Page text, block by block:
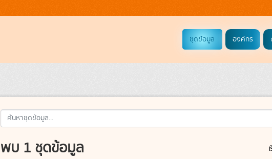
ชุดข้อมูล องค์กร
พบ 1 ชุดข้อมูล